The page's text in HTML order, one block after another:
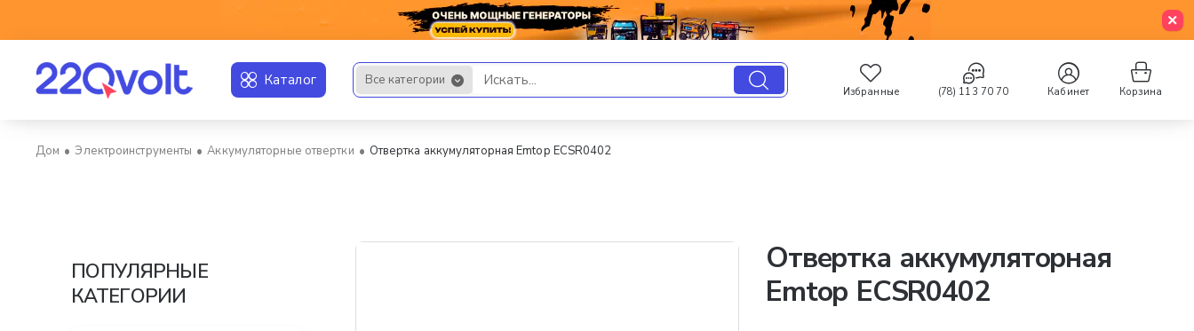
Каталог Все категории
Искать... Избранные (78) 113 70 70 Кабинет Корзина
Электроинструменты Аккумуляторные отвертки Отвертка аккумуляторная Emtop ECSR0402
ПОПУЛЯРНЫЕ
КАТЕГОРИИ
Отвертка аккумуляторная
Emtop ECSR0402